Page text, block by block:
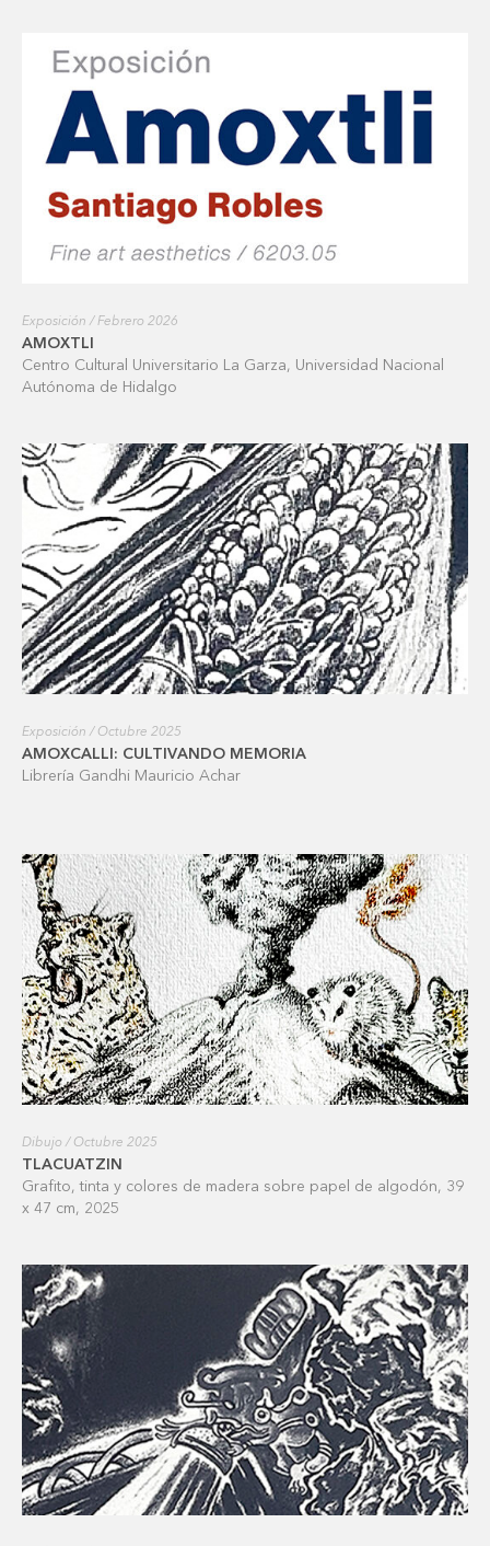
Exposición / Febrero 2026
AMOXTLI
Centro Cultural Universitario La Garza, Universidad Nacional
Autónoma de Hidalgo
Exposición / Octubre 2025
AMOXCALLI: CULTIVANDO MEMORIA
Librería Gandhi Mauricio Achar
Dibujo / Octubre 2025
TLACUATZIN
Grafito, tinta y colores de madera sobre papel de algodón, 39
x 47 cm, 2025